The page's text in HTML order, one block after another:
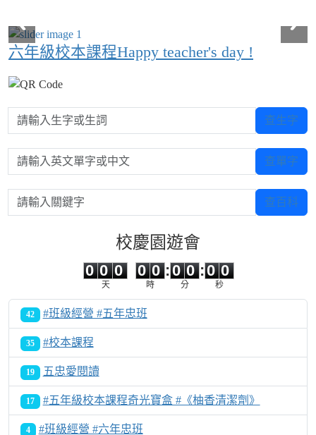
六年級校本課程Happy teacher's day !
請輸入生字或生詞 查生字
請輸入英文單字或中文 查單字
請輸入關鍵字 查百科
校慶園遊會
0 0
0
0
天
0
0
0
0
時
:
0
0
0
0
分
:0 0
秒
42 #班級經營 #五年忠班
35 #校本課程
19 五忠愛閱讀
17 #五年級校本課程奇光寶盒 #《柚香清潔劑》
4 #班級經營 #六年忠班